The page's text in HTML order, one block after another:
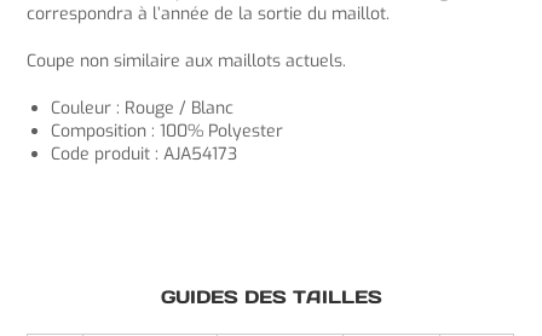
correspondra à l’année de la sortie du maillot.
Coupe non similaire aux maillots actuels.
Couleur : Rouge / Blanc
Composition : 100% Polyester
Code produit : AJA54173
GUIDES DES TAILLES